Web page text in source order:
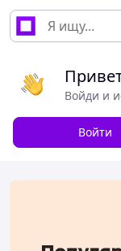
Войди и
Войти